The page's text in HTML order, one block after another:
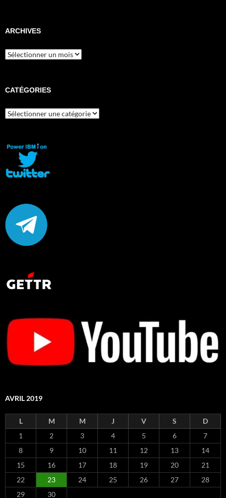
ARCHIVES
Archives
CATÉGORIES
Catégories
AVRIL 2019
L M M J V S
D
1
2 3 4 5 6
7
8
9 10 11 12 13
14
15
16 17 18 19 20
21
22
23 24 25 26 27
28
29
30